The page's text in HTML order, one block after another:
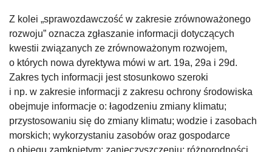
Z kolei „sprawozdawczość w zakresie zrównoważonego
rozwoju” oznacza zgłaszanie informacji dotyczących
kwestii związanych ze zrównoważonym rozwojem,
o których nowa dyrektywa mówi w art. 19a, 29a i 29d.
Zakres tych informacji jest stosunkowo szeroki
i np. w zakresie informacji z zakresu ochrony środowiska
obejmuje informacje o: łagodzeniu zmiany klimatu;
przystosowaniu się do zmiany klimatu; wodzie i zasobach
morskich; wykorzystaniu zasobów oraz gospodarce